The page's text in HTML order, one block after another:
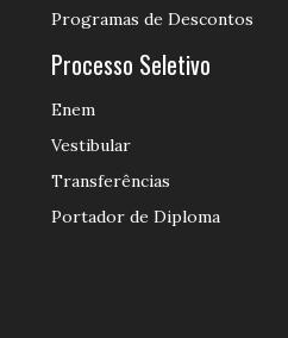
Programas de Descontos
Processo Seletivo
Enem
Vestibular
Transferências
Portador de Diploma